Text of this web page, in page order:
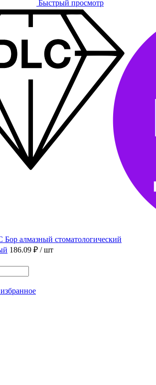
Быстрый просмотр
Бор алмазный стоматологический
186.09 ₽ / шт